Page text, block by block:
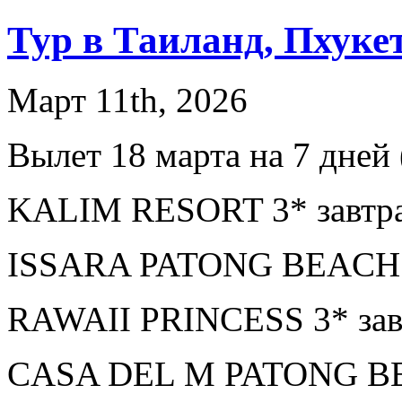
Тур в Таиланд,
Март 11th, 2026
Вылет 18 марта на 7 дней
KALIM RESORT 3*
ISSARA PATONG
RAWAII PRINCESS 3*
CASA DEL M PATONG